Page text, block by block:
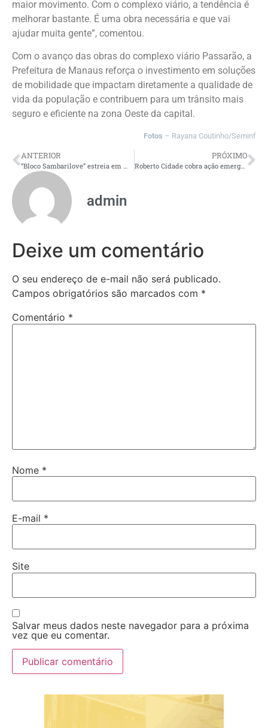
maior movimento. Com o complexo viário, a tendência é
melhorar bastante. É uma obra necessária e que vai
ajudar muita gente”, comentou.
Com o avanço das obras do complexo viário Passarão, a
Prefeitura de Manaus reforça o investimento em soluções
de mobilidade que impactam diretamente a qualidade de
vida da população e contribuem para um trânsito mais
seguro e eficiente na zona Oeste da capital.
Fotos – Rayana Coutinho/Seminf
ANTERIOR
“Bloco Sambarilove” estreia em Manaus unindo ritmos carnavalescos e música eletrônica
PRÓXIMO
Roberto Cidade cobra ação emergencial na BR-230 para evitar isolamento de Lábrea
admin
Deixe um comentário
O seu endereço de e-mail não será publicado.
Campos obrigatórios são marcados com *
Comentário *
Nome *
E-mail *
Site
Salvar meus dados neste navegador para a próxima
vez que eu comentar.